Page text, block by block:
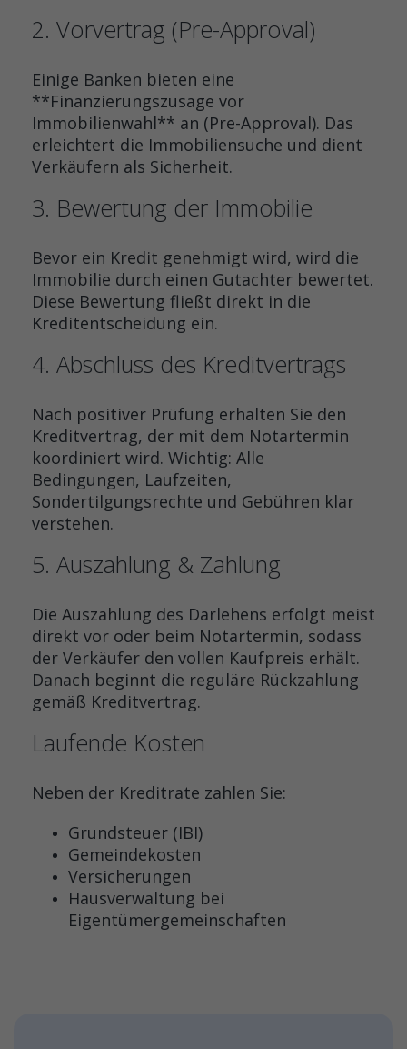
2. Vorvertrag (Pre-Approval)
Einige Banken bieten eine
**Finanzierungszusage vor
Immobilienwahl** an (Pre-Approval). Das
erleichtert die Immobiliensuche und dient
Verkäufern als Sicherheit.
3. Bewertung der Immobilie
Bevor ein Kredit genehmigt wird, wird die
Immobilie durch einen Gutachter bewertet.
Diese Bewertung fließt direkt in die
Kreditentscheidung ein.
4. Abschluss des Kreditvertrags
Nach positiver Prüfung erhalten Sie den
Kreditvertrag, der mit dem Notartermin
koordiniert wird. Wichtig: Alle
Bedingungen, Laufzeiten,
Sondertilgungsrechte und Gebühren klar
verstehen.
5. Auszahlung & Zahlung
Die Auszahlung des Darlehens erfolgt meist
direkt vor oder beim Notartermin, sodass
der Verkäufer den vollen Kaufpreis erhält.
Danach beginnt die reguläre Rückzahlung
gemäß Kreditvertrag.
Laufende Kosten
Neben der Kreditrate zahlen Sie:
Grundsteuer (IBI)
Gemeindekosten
Versicherungen
Hausverwaltung bei
Eigentümergemeinschaften